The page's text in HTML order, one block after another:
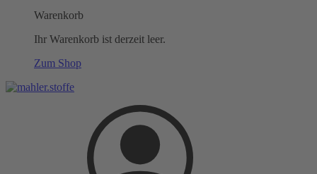
Warenkorb
Ihr Warenkorb ist derzeit leer.
Zum Shop